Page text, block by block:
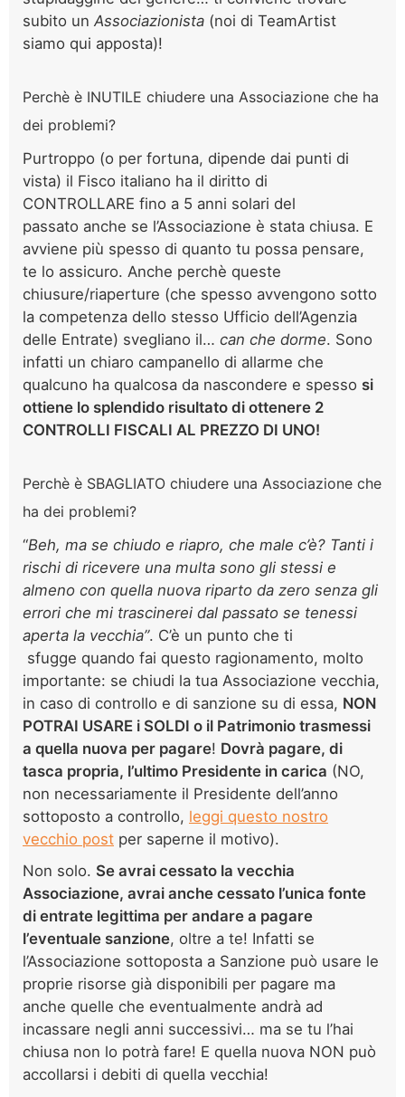
subito un Associazionista (noi di TeamArtist
siamo qui apposta)!
Perchè è INUTILE chiudere una Associazione che ha
dei problemi?
Purtroppo (o per fortuna, dipende dai punti di
vista) il Fisco italiano ha il diritto di
CONTROLLARE fino a 5 anni solari del
passato anche se l’Associazione è stata chiusa. E
avviene più spesso di quanto tu possa pensare,
te lo assicuro. Anche perchè queste
chiusure/riaperture (che spesso avvengono sotto
la competenza dello stesso Ufficio dell’Agenzia
delle Entrate) svegliano il… can che dorme. Sono
infatti un chiaro campanello di allarme che
qualcuno ha qualcosa da nascondere e spesso si
ottiene lo splendido risultato di ottenere 2
CONTROLLI FISCALI AL PREZZO DI UNO!
Perchè è SBAGLIATO chiudere una Associazione che
ha dei problemi?
“Beh, ma se chiudo e riapro, che male c’è? Tanti i
rischi di ricevere una multa sono gli stessi e
almeno con quella nuova riparto da zero senza gli
errori che mi trascinerei dal passato se tenessi
aperta la vecchia”. C’è un punto che ti
sfugge quando fai questo ragionamento, molto
importante: se chiudi la tua Associazione vecchia,
in caso di controllo e di sanzione su di essa, NON
POTRAI USARE i SOLDI o il Patrimonio trasmessi
a quella nuova per pagare! Dovrà pagare, di
tasca propria, l’ultimo Presidente in carica (NO,
non necessariamente il Presidente dell’anno
sottoposto a controllo, leggi questo nostro
vecchio post per saperne il motivo).
Non solo. Se avrai cessato la vecchia
Associazione, avrai anche cessato l’unica fonte
di entrate legittima per andare a pagare
l’eventuale sanzione, oltre a te! Infatti se
l’Associazione sottoposta a Sanzione può usare le
proprie risorse già disponibili per pagare ma
anche quelle che eventualmente andrà ad
incassare negli anni successivi… ma se tu l’hai
chiusa non lo potrà fare! E quella nuova NON può
accollarsi i debiti di quella vecchia!